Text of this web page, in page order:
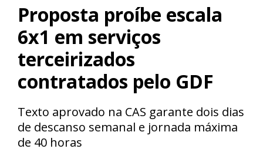
Proposta proíbe escala
6x1 em serviços
terceirizados
contratados pelo GDF
Texto aprovado na CAS garante dois dias
de descanso semanal e jornada máxima
de 40 horas